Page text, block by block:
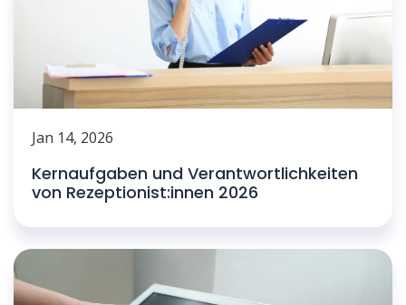
Jan 14, 2026
Kernaufgaben und Verantwortlichkeiten
von Rezeptionist:innen 2026